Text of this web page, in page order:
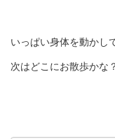
いっぱい身体を動かし
次はどこにお散歩かな